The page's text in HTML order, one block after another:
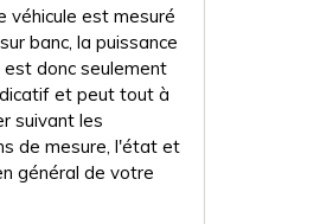
véhicule est mesuré
banc, la puissance
est donc seulement
et peut tout à
suivant les
de mesure, l'état et
général de votre